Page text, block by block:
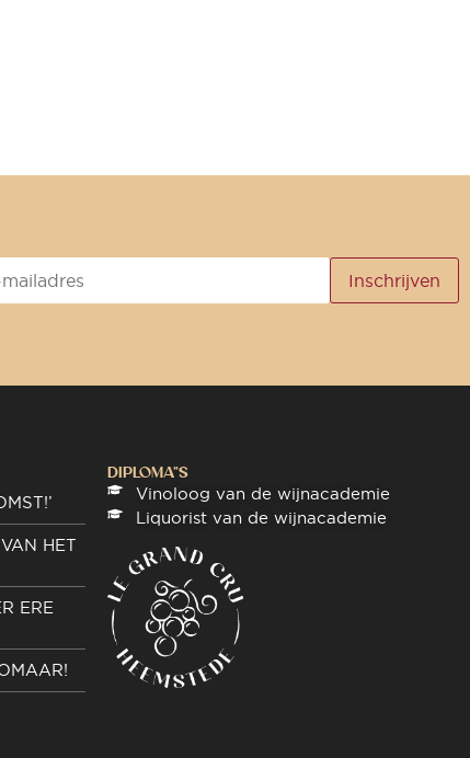
HET
ERE
DIPLOMA"S
Vinoloog van de wijnacademie
Liquorist van de wijnacademie